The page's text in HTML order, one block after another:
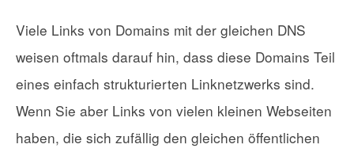
Viele Links von Domains mit der gleichen DNS
weisen oftmals darauf hin, dass diese Domains Teil
eines einfach strukturierten Linknetzwerks sind.
Wenn Sie aber Links von vielen kleinen Webseiten
haben, die sich zufällig den gleichen öffentlichen